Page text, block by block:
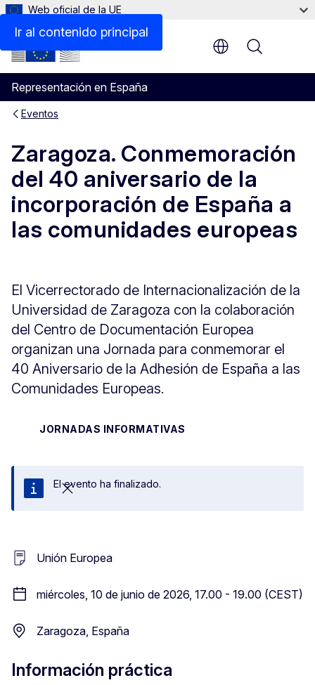
Ir al contenido principal
Web oficial de la UE
Representación en España
Menu
Eventos
Zaragoza. Conmemoración
del 40 aniversario de la
incorporación de España a
las comunidades europeas
El Vicerrectorado de Internacionalización de la
Universidad de Zaragoza con la colaboración
del Centro de Documentación Europea
organizan una Jornada para conmemorar el
40 Aniversario de la Adhesión de España a las
Comunidades Europeas.
JORNADAS INFORMATIVAS
Cerrar
El evento ha finalizado.
Unión Europea
miércoles, 10 de junio de 2026, 17.00 - 19.00 (CEST)
Zaragoza, España
Información práctica